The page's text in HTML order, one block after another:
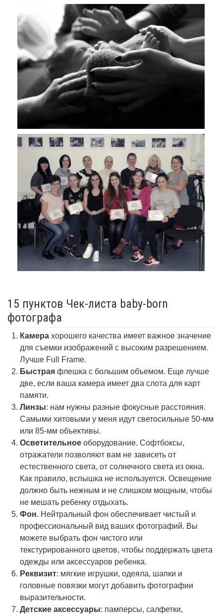
15 пунктов Чек-листа baby-born
фотографа
Камера хорошего качества имеет важное значение
для съемки изображений с высоким разрешением.
Лучше Full Frame.
Быстрая флешка с большим объемом. Еще лучше
две, если ваша камера имеет два слота для карт
памяти.
Линзы: нам нужны разные фокусные расстояния.
Самыми хитовыми у меня идут светосильные 50-мм
или 85-мм объективы.
Осветительное оборудование. Софтбоксы,
отражатели позволяют вам не зависеть от
естественного света, от солнечного света из окна.
Как правило, вспышка не используется. Освещение
должно быть нежным и не слишком мощным, чтобы
не мешать ребенку отдыхать.
Фон. Нейтральный фон обеспечивает чистый и
профессиональный вид ваших фотографий. Вы
можете выбрать фон чистого или
текстурированного цветов, чтобы поддержать цвета
одежды или аксессуаров ребенка.
Реквизит: мягкие игрушки, одеяла, шапки и
головные повязки могут добавить фотографии
выразительности.
Детские аксессуары: памперсы, салфетки,